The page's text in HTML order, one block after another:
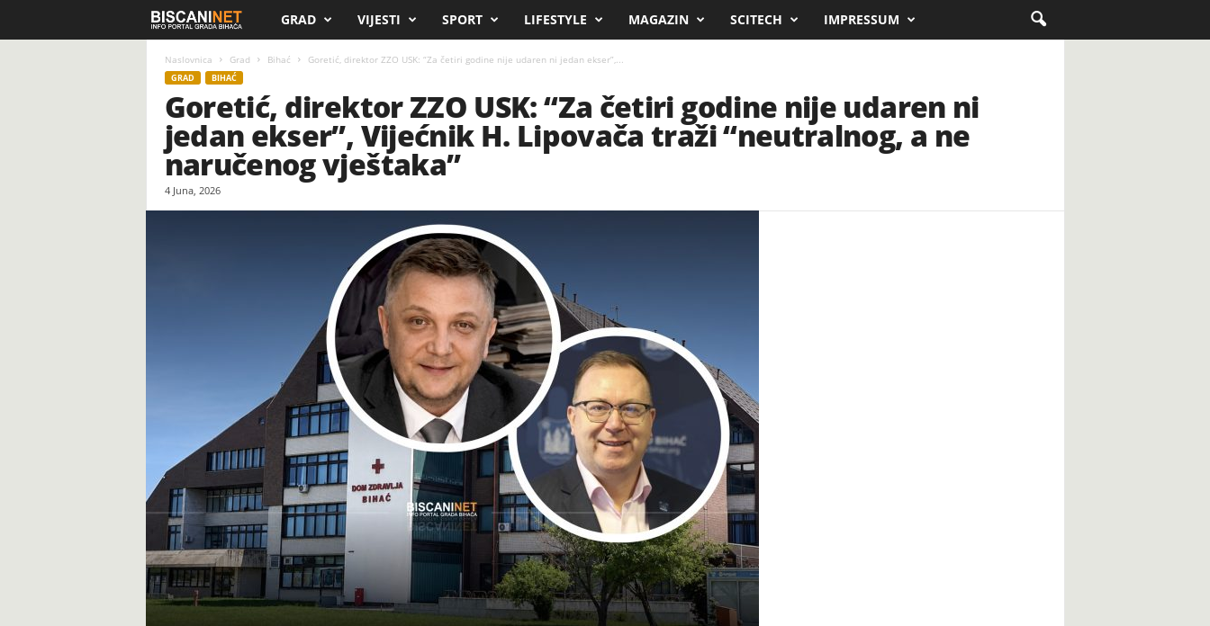
i
s
c
a
GRAD VIJESTI SPORT LIFESTYLE MAGAZIN SCITECH IMPRESSUM
Naslovnica Grad Bihać Goretić, direktor ZZO USK: “Za četiri godine nije udaren ni jedan ekser”,...
GRAD BIHAĆ
Goretić, direktor ZZO USK: “Za četiri godine nije udaren ni
jedan ekser”, Vijećnik H. Lipovača traži “neutralnog, a ne
naručenog vještaka”
4 Juna, 2026